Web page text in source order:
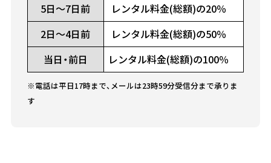
5日～7日前
レンタル料金(総額)の20％
2日～4日前
レンタル料金(総額)の50％
当日・前日
レンタル料金(総額)の100％
※電話は平日17時まで、メールは23時59分受信分まで承りま
す